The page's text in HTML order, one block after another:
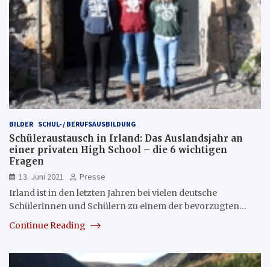
BILDER SCHUL- / BERUFSAUSBILDUNG
Schüleraustausch in Irland: Das Auslandsjahr an
einer privaten High School – die 6 wichtigen
Fragen
13. Juni 2021
Presse
Irland ist in den letzten Jahren bei vielen deutsche
Schülerinnen und Schülern zu einem der bevorzugten…
Continue Reading